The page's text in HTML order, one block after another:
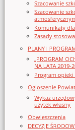
Szacowanie
Szacowanie
Komunikaty
Zasady
PLANY I
„PROGRAM
NA LATA 2019-
Program
Ogloszenie
Wykaz
użytek własny
Obwieszczenia
DECYZJE